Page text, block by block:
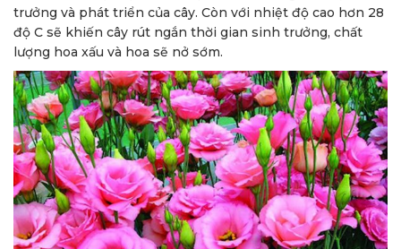
trưởng và phát triển của cây. Còn với nhiệt độ cao hơn 28
độ C sẽ khiến cây rút ngắn thời gian sinh trưởng, chất
lượng hoa xấu và hoa sẽ nở sớm.